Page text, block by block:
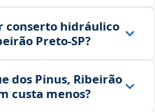
conserto hidráulico
Preto‑SP?
dos Pinus, Ribeirão
custa menos?